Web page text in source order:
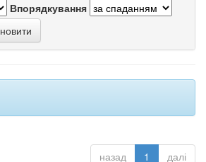
Впорядкування
назад 1 далі